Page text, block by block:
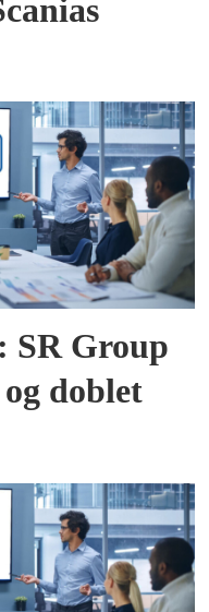
SR Group
doblet